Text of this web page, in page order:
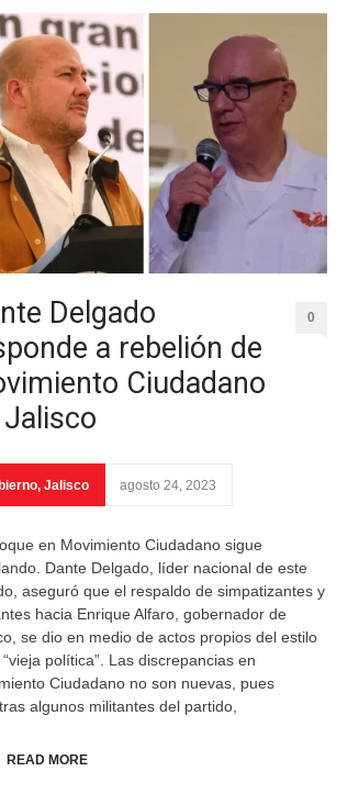
Delgado
a rebelión de
Ciudadano
0
, Jalisco agosto 24, 2023
en Movimiento Ciudadano sigue
Dante Delgado, líder nacional de este
aseguró que el respaldo de simpatizantes y
hacia Enrique Alfaro, gobernador de
se dio en medio de actos propios del estilo
política”. Las discrepancias en
Ciudadano no son nuevas, pues
algunos militantes del partido,
READ MORE